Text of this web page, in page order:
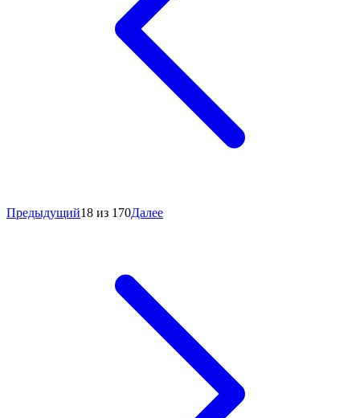
Предыдущий18 из 170Далее